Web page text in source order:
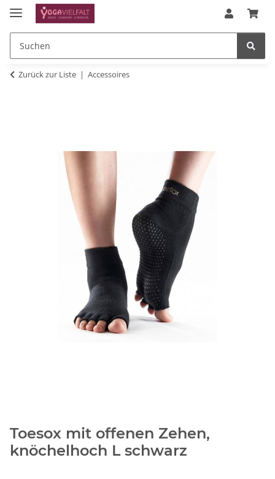
Zurück zur Liste Accessoires
Toesox mit offenen Zehen,
knöchelhoch L schwarz